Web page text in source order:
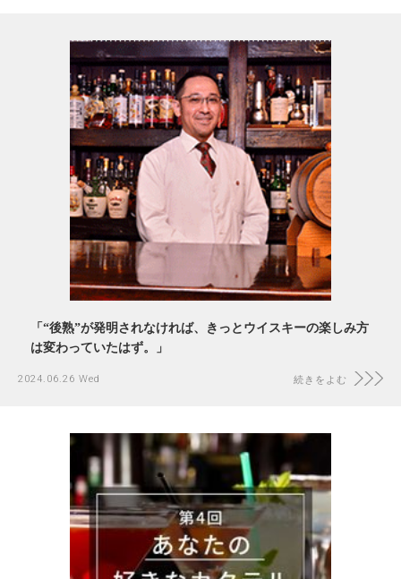
「“後熟”が発明されなければ、きっとウイスキーの楽しみ方
は変わっていたはず。」
2024.06.26 Wed 続きをよむ